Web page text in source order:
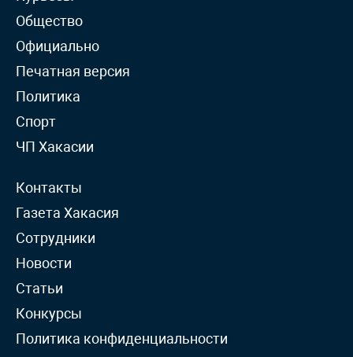
Общество
Официально
Печатная версия
Политика
Спорт
ЧП Хакасии
Контакты
Газета Хакасия
Сотрудники
Новости
Статьи
Конкурсы
Политика конфиденциальности